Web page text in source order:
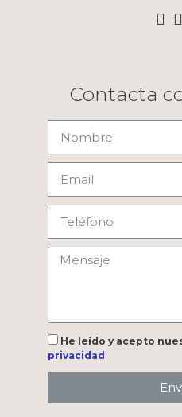
Contacta
He leído y acepto
privacidad